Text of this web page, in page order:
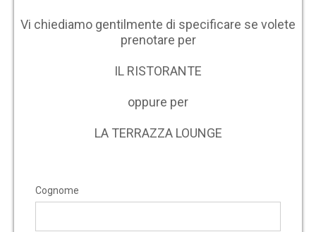
Vi chiediamo gentilmente di specificare se volete
prenotare per
IL RISTORANTE
oppure per
LA TERRAZZA LOUNGE
Cognome